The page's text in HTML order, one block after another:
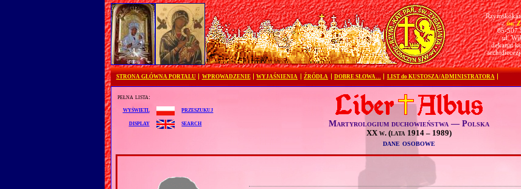
pw.św.
05-507
ul.
dekanat
STRONA GŁÓWNA PORTALU WPROWADZENIE WYJAŚNIENIA ŹRÓDŁA DOBRE SŁOWA… LIST do KUSTOSZA/ADMINISTRATORA
pełna lista:
wyświetl
przeszukuj
display
search Martyrologium duchowieństwa — Polska
XX w. (lata 1914 – 1989)
dane osobowe